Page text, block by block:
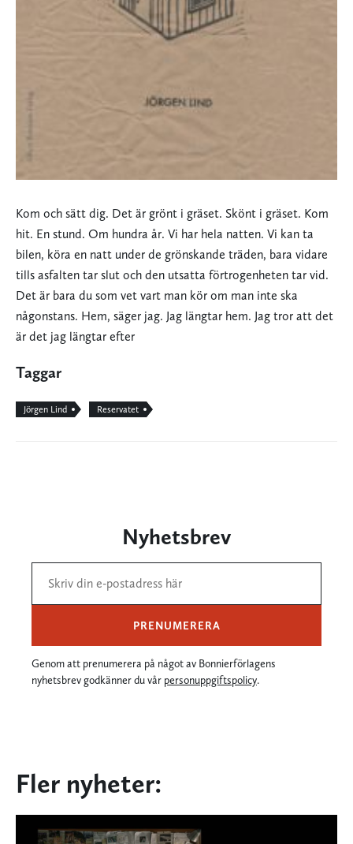
Kom och sätt dig. Det är grönt i gräset. Skönt i gräset. Kom
hit. En stund. Om hundra år. Vi har hela natten. Vi kan ta
bilen, köra en natt under de grönskande träden, bara vidare
tills asfalten tar slut och den utsatta förtrogenheten tar vid.
Det är bara du som vet vart man kör om man inte ska
någonstans. Hem, säger jag. Jag längtar hem. Jag tror att det
är det jag längtar efter
Taggar
Jörgen Lind Reservatet
Nyhetsbrev
PRENUMERERA
Genom att prenumerera på något av Bonnierförlagens
nyhetsbrev godkänner du vår personuppgiftspolicy.
Fler nyheter: